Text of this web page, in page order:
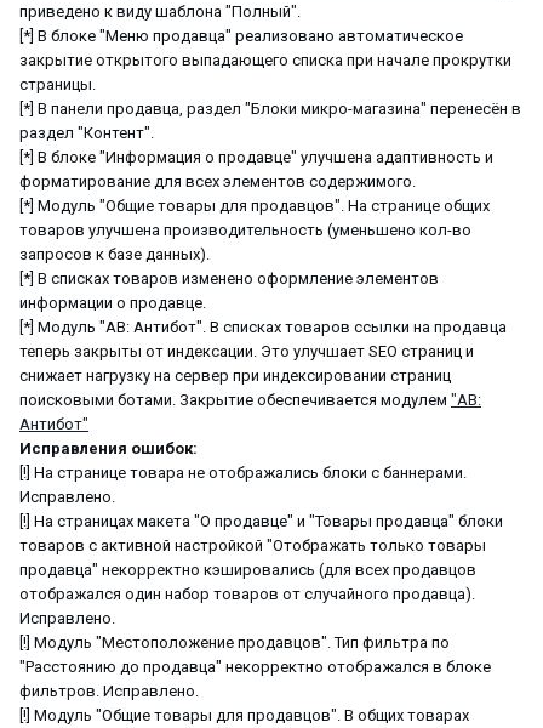
приведено к виду шаблона "Полный".
[*] В блоке "Меню продавца" реализовано автоматическое
закрытие открытого выпадающего списка при начале прокрутки
страницы.
[*] В панели продавца, раздел "Блоки микро-магазина" перенесён в
раздел "Контент".
[*] В блоке "Информация о продавце" улучшена адаптивность и
форматирование для всех элементов содержимого.
[*] Модуль "Общие товары для продавцов". На странице общих
товаров улучшена производительность (уменьшено кол-во
запросов к базе данных).
[*] В списках товаров изменено оформление элементов
информации о продавце.
[*] Модуль "АВ: Антибот". В списках товаров ссылки на продавца
теперь закрыты от индексации. Это улучшает SEO страниц и
снижает нагрузку на сервер при индексировании страниц
поисковыми ботами. Закрытие обеспечивается модулем "АВ:
Антибот"
Исправления ошибок:
[!] На странице товара не отображались блоки с баннерами.
Исправлено.
[!] На страницах макета "О продавце" и "Товары продавца" блоки
товаров с активной настройкой "Отображать только товары
продавца" некорректно кэшировались (для всех продавцов
отображался один набор товаров от случайного продавца).
Исправлено.
[!] Модуль "Местоположение продавцов". Тип фильтра по
"Расстоянию до продавца" некорректно отображался в блоке
фильтров. Исправлено.
[!] Модуль "Общие товары для продавцов". В общих товарах